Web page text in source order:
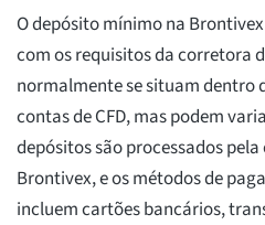
O depósito mínimo na
com os requisitos da corretora
normalmente se situam dentro
contas de CFD, mas podem
depósitos são processados
Brontivex, e os métodos de
incluem cartões bancários,